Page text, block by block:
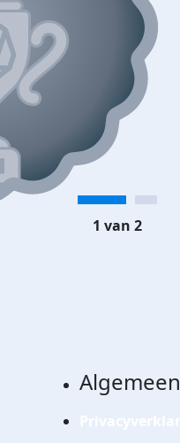
1 van 2
Algemeen